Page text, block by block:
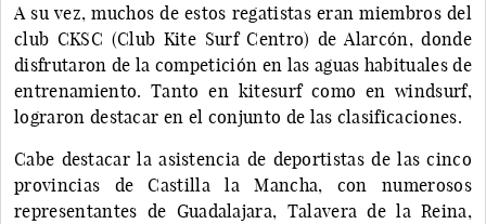
A su vez, muchos de estos regatistas eran miembros del
club CKSC (Club Kite Surf Centro) de Alarcón, donde
disfrutaron de la competición en las aguas habituales de
entrenamiento. Tanto en kitesurf como en windsurf,
lograron destacar en el conjunto de las clasificaciones.
Cabe destacar la asistencia de deportistas de las cinco
provincias de Castilla la Mancha, con numerosos
representantes de Guadalajara, Talavera de la Reina,